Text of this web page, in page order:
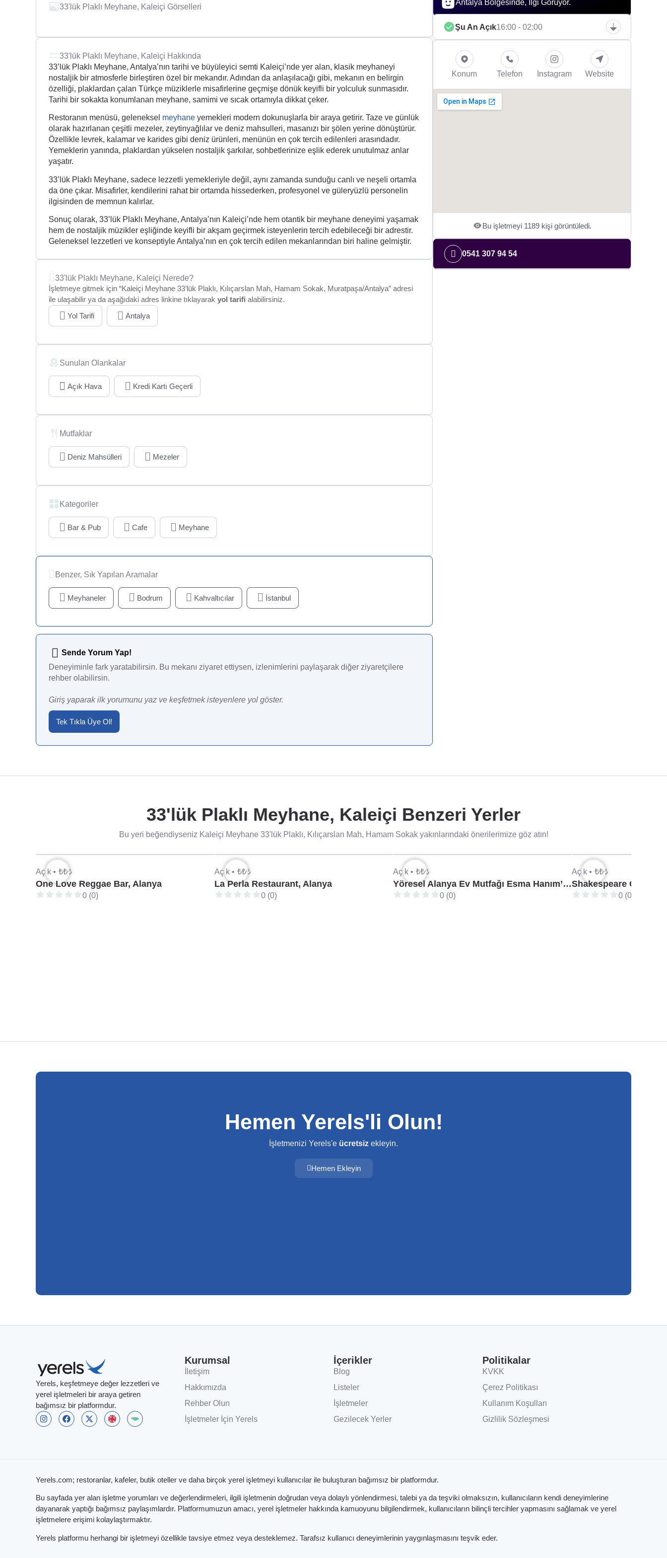
33'lük Plaklı Meyhane, Kaleiçi Görselleri
33'lük Plaklı Meyhane, Kaleiçi Hakkında
33’lük Plaklı Meyhane, Antalya’nın tarihi ve büyüleyici semti Kaleiçi’nde yer alan, klasik meyhaneyi
nostaljik bir atmosferle birleştiren özel bir mekandır. Adından da anlaşılacağı gibi, mekanın en belirgin
özelliği, plaklardan çalan Türkçe müziklerle misafirlerine geçmişe dönük keyifli bir yolculuk sunmasıdır.
Tarihi bir sokakta konumlanan meyhane, samimi ve sıcak ortamıyla dikkat çeker.
Restoranın menüsü, geleneksel meyhane yemekleri modern dokunuşlarla bir araya getirir. Taze ve günlük
olarak hazırlanan çeşitli mezeler, zeytinyağlılar ve deniz mahsulleri, masanızı bir şölen yerine dönüştürür.
Özellikle levrek, kalamar ve karides gibi deniz ürünleri, menünün en çok tercih edilenleri arasındadır.
Yemeklerin yanında, plaklardan yükselen nostaljik şarkılar, sohbetlerinize eşlik ederek unutulmaz anlar
yaşatır.
33’lük Plaklı Meyhane, sadece lezzetli yemekleriyle değil, aynı zamanda sunduğu canlı ve neşeli ortamla
da öne çıkar. Misafirler, kendilerini rahat bir ortamda hissederken, profesyonel ve güleryüzlü personelin
ilgisinden de memnun kalırlar.
Sonuç olarak, 33’lük Plaklı Meyhane, Antalya’nın Kaleiçi’nde hem otantik bir meyhane deneyimi yaşamak
hem de nostaljik müzikler eşliğinde keyifli bir akşam geçirmek isteyenlerin tercih edebileceği bir adrestir.
Geleneksel lezzetleri ve konseptiyle Antalya’nın en çok tercih edilen mekanlarından biri haline gelmiştir.
33'lük Plaklı Meyhane, Kaleiçi Nerede?
İşletmeye gitmek için “Kaleiçi Meyhane 33’lük Plaklı, Kılıçarslan Mah, Hamam Sokak, Muratpaşa/Antalya” adresi
ile ulaşabilir ya da aşağıdaki adres linkine tıklayarak yol tarifi alabilirsiniz.
Yol Tarifi
Antalya
Sunulan Olankalar
Açık Hava Kredi Kartı Geçerli
Mutfaklar
Deniz Mahsülleri Mezeler
Kategoriler
Bar & Pub Cafe Meyhane
Benzer, Sık Yapılan Aramalar
Meyhaneler Bodrum Kahvaltıcılar İstanbul
Sende Yorum Yap!
Deneyiminle fark yaratabilirsin. Bu mekanı ziyaret ettiysen, izlenimlerini paylaşarak diğer ziyaretçilere
rehber olabilirsin.
Giriş yaparak ilk yorumunu yaz ve keşfetmek isteyenlere yol göster.
Tek Tıkla Üye Ol!
Antalya Bölgesinde, İlgi Görüyor.
Şu An Açık16:00 - 02:00
Konum Telefon Instagram Website
Bu işletmeyi 1189 kişi görüntüledi.
0541 307 94 54
33'lük Plaklı Meyhane, Kaleiçi Benzeri Yerler
Bu yeri beğendiyseniz Kaleiçi Meyhane 33'lük Plaklı, Kılıçarslan Mah, Hamam Sokak yakınlarındaki önerilerimize göz atın!
Açık • ₺₺₺
One Love Reggae Bar, Alanya
0 (0)
Açık • ₺₺₺
La Perla Restaurant, Alanya
0 (0)
Açık • ₺₺₺
Yöresel Alanya Ev Mutfağı Esma Hanım’ın Yeri, Alanya
0 (0)
Açık • ₺₺₺
Shakespeare Coffee
0 (0)
Hemen Yerels'li Olun!
İşletmenizi Yerels'e ücretsiz ekleyin.
Hemen Ekleyin
Yerels, keşfetmeye değer lezzetleri ve
yerel işletmeleri bir araya getiren
bağımsız bir platformdur.
Kurumsal
İletişim
Hakkımızda
Rehber Olun
İşletmeler İçin Yerels
İçerikler
Blog
Listeler
İşletmeler
Gezilecek Yerler
Politikalar
KVKK
Çerez Politikası
Kullanım Koşulları
Gizlilik Sözleşmesi
Yerels.com; restoranlar, kafeler, butik oteller ve daha birçok yerel işletmeyi kullanıcılar ile buluşturan bağımsız bir platformdur.
Bu sayfada yer alan işletme yorumları ve değerlendirmeleri, ilgili işletmenin doğrudan veya dolaylı yönlendirmesi, talebi ya da teşviki olmaksızın, kullanıcıların kendi deneyimlerine
dayanarak yaptığı bağımsız paylaşımlardır. Platformumuzun amacı, yerel işletmeler hakkında kamuoyunu bilgilendirmek, kullanıcıların bilinçli tercihler yapmasını sağlamak ve yerel
işletmelere erişimi kolaylaştırmaktır.
Yerels platformu herhangi bir işletmeyi özellikle tavsiye etmez veya desteklemez. Tarafsız kullanıcı deneyimlerinin yaygınlaşmasını teşvik eder.